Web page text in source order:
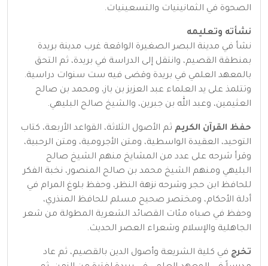
الصحوة في الثمانينيات والتسعينيات.
نشأته وتعليمه
نشأ في مدينة البصر الصغيرة الواقعة غرب مدينة بريدة
بمنطقة القصيم، وانتقل إلى الدراسة في بريدة، ثم التحق
بالمعهد العلمي في بريدة وقضى فيه ست سنوات دراسية.
وتتلمذ على يد العلماء عبد العزيز بن باز، ومحمد بن صالح
العثيمين، وعبد الله بن جبرين، والشيخ صالح البليهي.
حفظ القرآن الكريم ثم الأصول الثلاثة، القواعد الأربعة، كتاب
التوحيد، العقيدة الواسطية، ومتن الأجرومية، ومتن الرحبية،
وقرأ شرحه على عدد من المشايخ منهم الشيخ صالح
البليهي ومنهم الشيخ محمد بن صالح المنصور، نخبة الفكر
للحافظ ابن حجر وشرحه نزهة النظر، وحفظ بلوغ المرام في
أدلة الأحكام، ومختصر صحيح مسلم للحافظ المنذري،
وحفظ في صباه مئات القصائد الشعرية المطولة من شعر
الجاهلية والإسلام وشعراء العصر الحديث.
تخرج في كلية الشريعة وأصول الدين بالقصيم، ثم عاد